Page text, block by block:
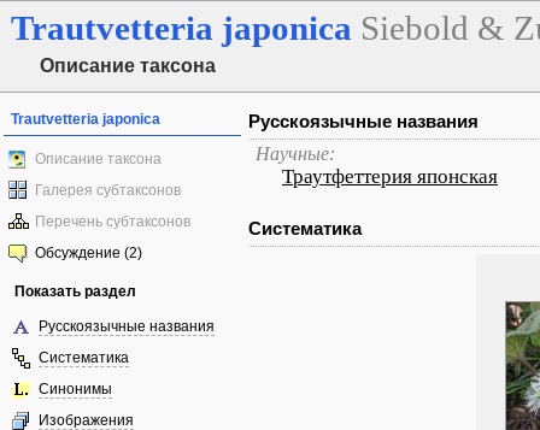
Trautvetteria japonica Siebold &
Описание таксона
Trautvetteria japonica
Описание таксона
Галерея субтаксонов
Перечень субтаксонов
Обсуждение (2)
Показать раздел
Русскоязычные названия
Систематика
Синонимы
Изображения
Русскоязычные названия
Научные:
Траутфеттерия японская
Систематика